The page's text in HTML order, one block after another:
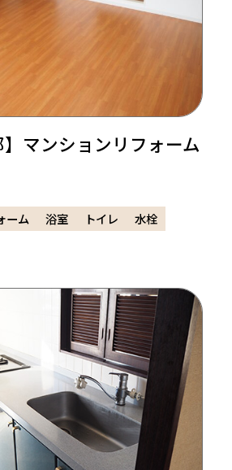
マンションリフォーム
ーム 浴室 トイレ
水栓